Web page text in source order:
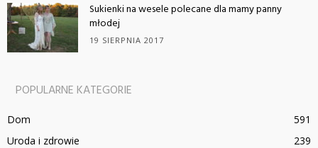
Sukienki na wesele polecane dla mamy panny
młodej
19 SIERPNIA 2017
POPULARNE KATEGORIE
Dom
591
Uroda i zdrowie
239